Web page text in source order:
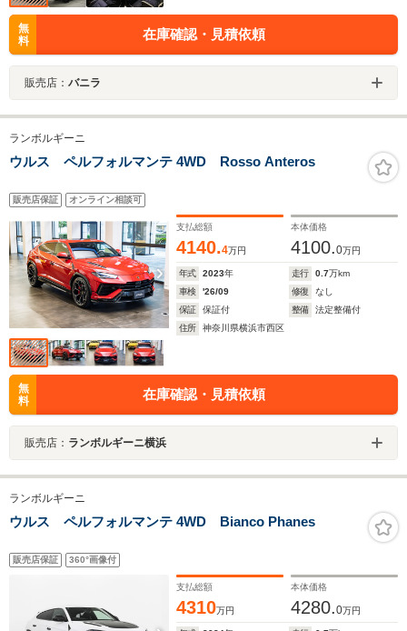
無
料
在庫確認・見積依頼
販売店： バニラ
ランボルギーニ
ウルス ペルフォルマンテ 4WD Rosso Anteros
販売店保証 オンライン相談可
支払総額
4140.4万円
本体価格
4100.0万円
年式 2023年 走行 0.7万km
車検
'26/09 修復
なし
保証
保証付 整備
法定整備付
住所
神奈川県横浜市西区
無
料
在庫確認・見積依頼
販売店： ランボルギーニ横浜
ランボルギーニ
ウルス ペルフォルマンテ 4WD Bianco Phanes
販売店保証 360°画像付
支払総額
4310万円
本体価格
4280.0万円